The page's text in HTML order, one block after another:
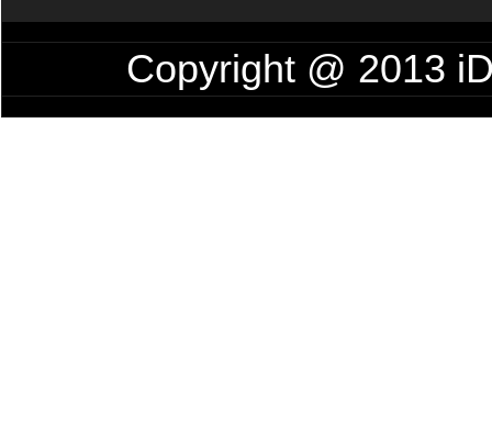
Copyright @ 2013